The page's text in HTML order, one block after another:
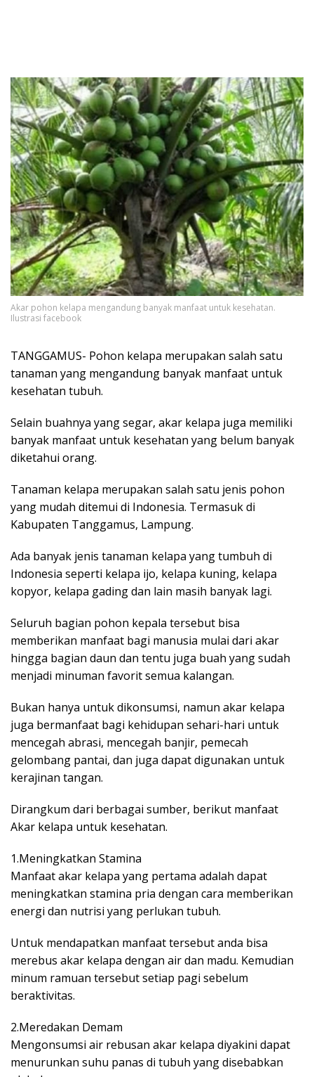
Akar pohon kelapa mengandung banyak manfaat untuk kesehatan.
Ilustrasi facebook
TANGGAMUS- Pohon kelapa merupakan salah satu
tanaman yang mengandung banyak manfaat untuk
kesehatan tubuh.
Selain buahnya yang segar, akar kelapa juga memiliki
banyak manfaat untuk kesehatan yang belum banyak
diketahui orang.
Tanaman kelapa merupakan salah satu jenis pohon
yang mudah ditemui di Indonesia. Termasuk di
Kabupaten Tanggamus, Lampung.
Ada banyak jenis tanaman kelapa yang tumbuh di
Indonesia seperti kelapa ijo, kelapa kuning, kelapa
kopyor, kelapa gading dan lain masih banyak lagi.
Seluruh bagian pohon kepala tersebut bisa
memberikan manfaat bagi manusia mulai dari akar
hingga bagian daun dan tentu juga buah yang sudah
menjadi minuman favorit semua kalangan.
Bukan hanya untuk dikonsumsi, namun akar kelapa
juga bermanfaat bagi kehidupan sehari-hari untuk
mencegah abrasi, mencegah banjir, pemecah
gelombang pantai, dan juga dapat digunakan untuk
kerajinan tangan.
Dirangkum dari berbagai sumber, berikut manfaat
Akar kelapa untuk kesehatan.
1.Meningkatkan Stamina
Manfaat akar kelapa yang pertama adalah dapat
meningkatkan stamina pria dengan cara memberikan
energi dan nutrisi yang perlukan tubuh.
Untuk mendapatkan manfaat tersebut anda bisa
merebus akar kelapa dengan air dan madu. Kemudian
minum ramuan tersebut setiap pagi sebelum
beraktivitas.
2.Meredakan Demam
Mengonsumsi air rebusan akar kelapa diyakini dapat
menurunkan suhu panas di tubuh yang disebabkan